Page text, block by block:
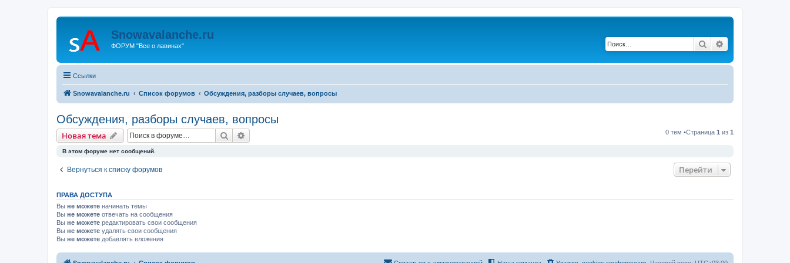
Snowavalanche.ru
ФОРУМ "Все о лавинах" Поиск
Ссылки
Snowavalanche.ru Список форумов Обсуждения, разборы случаев, вопросы
Обсуждения, разборы случаев, вопросы
Новая тема Поиск 0 тем •Страница 1 из 1
В этом форуме нет сообщений.
Вернуться к списку форумов Перейти
ПРАВА ДОСТУПА
Вы не можете начинать темы
Вы не можете отвечать на сообщения
Вы не можете редактировать свои сообщения
Вы не можете удалять свои сообщения
Вы не можете добавлять вложения